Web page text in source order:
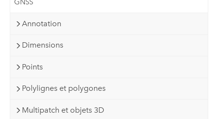
GNSS
Annotation
Dimensions
Points
Polylignes et polygones
Multipatch et objets 3D